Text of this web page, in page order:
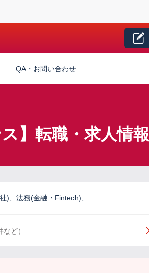
QA・お問い合わせ
】転職・求人情報
)、法務(金融・Fintech)、 …
ど）